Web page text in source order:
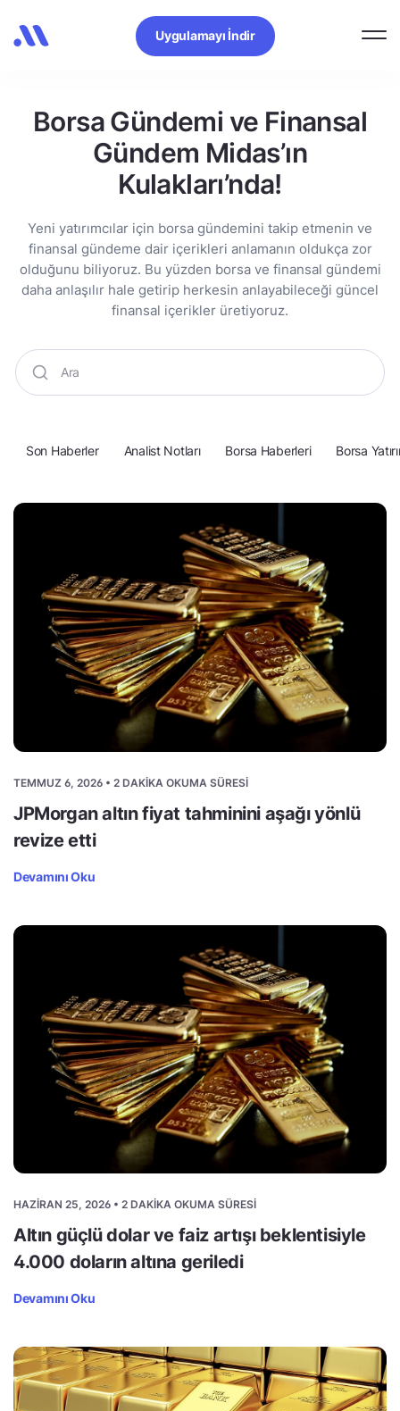
Uygulamayı İndir
Borsa Gündemi ve Finansal
Gündem Midas’ın
Kulakları’nda!
Yeni yatırımcılar için borsa gündemini takip etmenin ve
finansal gündeme dair içerikleri anlamanın oldukça zor
olduğunu biliyoruz. Bu yüzden borsa ve finansal gündemi
daha anlaşılır hale getirip herkesin anlayabileceği güncel
finansal içerikler üretiyoruz.
Son Haberler Analist Notları Borsa Haberleri Borsa
TEMMUZ 6, 2026 • 2 DAKIKA OKUMA SÜRESI
JPMorgan altın fiyat tahminini aşağı yönlü
revize etti
Devamını Oku
HAZIRAN 25, 2026 • 2 DAKIKA OKUMA SÜRESI
Altın güçlü dolar ve faiz artışı beklentisiyle
4.000 doların altına geriledi
Devamını Oku